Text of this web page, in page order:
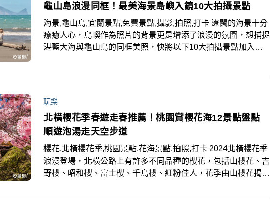
龜山島浪漫同框！最美海景島嶼入鏡10大拍攝景點
海景,龜山島,宜蘭景點,免費景點,攝影,拍照,打卡 遼闊的海景十分
療癒人心，島嶼作為照片的背景更是增添了浪漫的氛圍，想捕捉
湛藍大海與龜山島的同框美照，快將以下10大拍攝景點加入收
玩樂
北橫櫻花季春遊走春推薦！桃園賞櫻花海12景點盤點
順遊泡湯走天空步道
櫻花,北橫櫻花季,桃園景點,花海景點,拍照,打卡 2024北橫櫻花季
浪漫登場，北橫公路上有許多不同品種的櫻花，包括山櫻花、吉
野櫻、昭和櫻、富士櫻、千島櫻、紅粉佳人，花季由山櫻花揭開
圖玩12處花海景點，並順遊泡湯及天空步道！